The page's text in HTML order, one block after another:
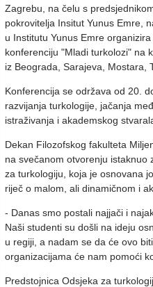
Zagrebu, na čelu s
pokrovitelja Insitut Yunus Emre,
u Institutu Yunus Emre
konferenciju "Mladi turkolozi" na
iz Beograda, Sarajeva, Mostara,
Konferencija se održava od 20.
razvijanja turkologije, jačanja
istraživanja i akademskog
Dekan Filozofskog fakulteta
na svečanom otvorenju istaknuo
za turkologiju, koja je osnovana
riječ o malom, ali dinamičnom i
- Danas smo postali najjači i
Naši studenti su došli na ideju
u regiji, a nadam se da će ovo
organizacijama će nam pomoći
Predstojnica Odsjeka za